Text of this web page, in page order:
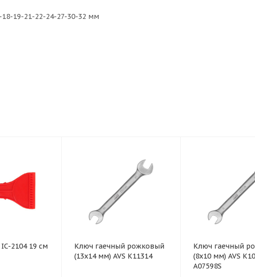
19-21-22-24-27-30-32 мм
2104 19 см
Ключ гаечный рожковый
(13х14 мм) AVS K11314
Ключ гаечный
(8х10 мм) AVS
A07598S